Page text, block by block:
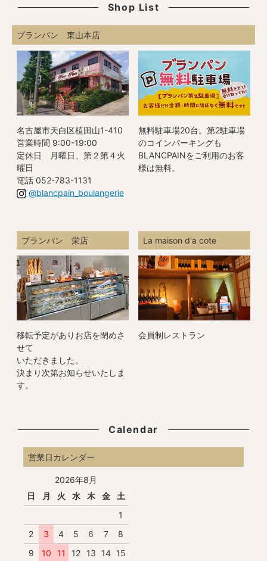
Shop List
ブランパン 東山本店
名古屋市天白区植田山1-410
営業時間 9:00-19:00
定休日 月曜日、第２第４火
曜日
電話 052-783-1131
@blancpain_boulangerie
無料駐車場20台。第2駐車場
のコインパーキングも
BLANCPAINをご利用のお客
様は無料。
ブランパン 栄店
移転予定がありお店を閉めさ
せて
いただきました。
決まり次第お知らせいたしま
す。
La maison d'a cote
会員制レストラン
Calendar
営業日カレンダー
2026年8月
日
月 火 水 木 金
土
1
2
3 4 5 6 7
8
9
10 11 12 13 14
15